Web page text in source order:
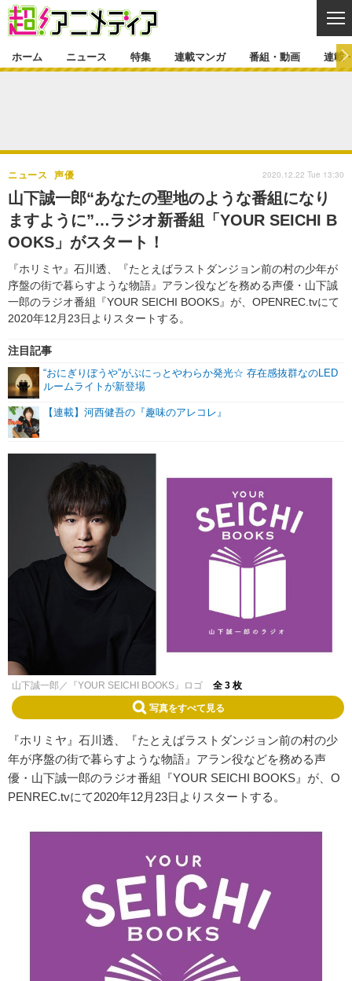
ゲーム・アプリ マンガ
グッズ イベント
声優
舞台 新帝スタ
特集一覧 カバー
ラキりす
連載マンガ
連載マンガ一覧 連載一覧
番組・動画
番組・動画一覧 ラジオ
動画
連載・ブログ
連載・ブログ一覧
編集部ブログ・お知らせ
ホーム ニュース 特集 連載マンガ 番組・動画 連載
山下誠一郎“あなたの聖地のような番組になり
ますように”…ラジオ新番組「YOUR SEICHI B
OOKS」がスタート！
『ホリミヤ』石川透、『たとえばラストダンジョン前の村の少年が
序盤の街で暮らすような物語』アラン役などを務める声優・山下誠
一郎のラジオ番組『YOUR SEICHI BOOKS』が、OPENREC.tvにて
2020年12月23日よりスタートする。
ニュース 声優
注目記事
“おにぎりぼうや”がぷにっとやわらか発光☆ 存在感抜群なのLED
ルームライトが新登場
【連載】河西健吾の『趣味のアレコレ』
2020.12.22 Tue 13:30
山下誠一郎／『YOUR SEICHI BOOKS』ロゴ 全 3 枚
写真をすべて見る
『ホリミヤ』石川透、『たとえばラストダンジョン前の村の少
年が序盤の街で暮らすような物語』アラン役などを務める声
優・山下誠一郎のラジオ番組『YOUR SEICHI BOOKS』が、O
PENREC.tvにて2020年12月23日よりスタートする。